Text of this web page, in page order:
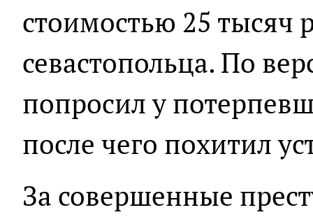
стоимостью 25 тысяч
севастопольца. По
попросил у
после чего похитил
За совершенные